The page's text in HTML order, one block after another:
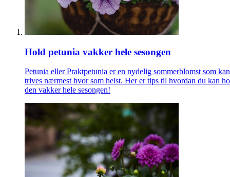
Hold petunia vakker hele sesongen
Petunia eller Praktpetunia er en nydelig sommerblomst som kan
trives nærmest hvor som helst. Her er tips til hvordan du kan
den vakker hele sesongen!